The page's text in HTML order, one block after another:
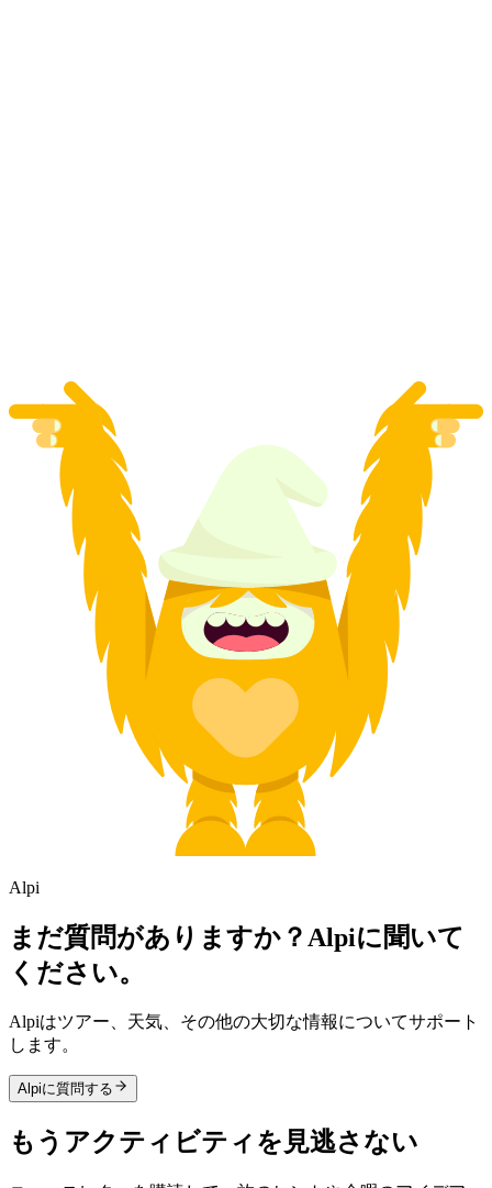
Alpi
まだ質問がありますか？Alpiに聞いて
ください。
Alpiはツアー、天気、その他の大切な情報についてサポート
します。
Alpiに質問する
もうアクティビティを見逃さない